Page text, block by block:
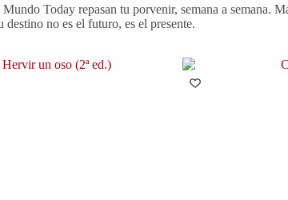
Today repasan tu porvenir, semana a
no es el futuro, es el presente.